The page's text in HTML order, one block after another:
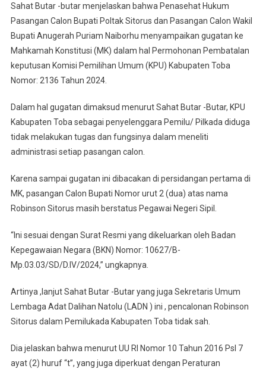
Sahat Butar -butar menjelaskan bahwa Penasehat Hukum
Pasangan Calon Bupati Poltak Sitorus dan Pasangan Calon Wakil
Bupati Anugerah Puriam Naiborhu menyampaikan gugatan ke
Mahkamah Konstitusi (MK) dalam hal Permohonan Pembatalan
keputusan Komisi Pemilihan Umum (KPU) Kabupaten Toba
Nomor: 2136 Tahun 2024.
Dalam hal gugatan dimaksud menurut Sahat Butar -Butar, KPU
Kabupaten Toba sebagai penyelenggara Pemilu/ Pilkada diduga
tidak melakukan tugas dan fungsinya dalam meneliti
administrasi setiap pasangan calon.
Karena sampai gugatan ini dibacakan di persidangan pertama di
MK, pasangan Calon Bupati Nomor urut 2 (dua) atas nama
Robinson Sitorus masih berstatus Pegawai Negeri Sipil.
“Ini sesuai dengan Surat Resmi yang dikeluarkan oleh Badan
Kepegawaian Negara (BKN) Nomor: 10627/B-
Mp.03.03/SD/D.IV/2024,” ungkapnya.
Artinya ,lanjut Sahat Butar -Butar yang juga Sekretaris Umum
Lembaga Adat Dalihan Natolu (LADN ) ini , pencalonan Robinson
Sitorus dalam Pemilukada Kabupaten Toba tidak sah.
Dia jelaskan bahwa menurut UU RI Nomor 10 Tahun 2016 Psl 7
ayat (2) huruf “t”, yang juga diperkuat dengan Peraturan